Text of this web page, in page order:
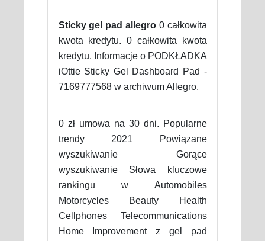
Sticky gel pad allegro0 całkowita
kwota kredytu. 0 całkowita kwota
kredytu. Informacje o PODKŁADKA
iOttie Sticky Gel Dashboard Pad -
7169777568 w archiwum Allegro.
0 zł umowa na 30 dni. Popularne
trendy 2021 Powiązane
wyszukiwanie Gorące
wyszukiwanie Słowa kluczowe
rankingu w Automobiles
Motorcycles Beauty Health
Cellphones Telecommunications
Home Improvement z gel pad